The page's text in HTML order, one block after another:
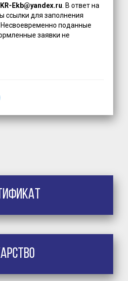
Ekb@yandex.ru . В ответ на
ссылки для заполнения
Несвоевременно поданные
заявки не